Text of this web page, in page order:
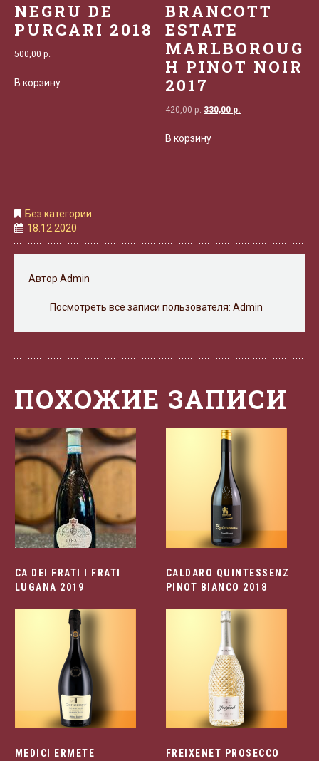
NEGRU DE
PURCARI 2018
500,00 р.
В корзину
BRANCOTT
ESTATE
MARLBOROUG
H PINOT NOIR
2017
420,00р. Первоначальная
составляла
330,00 р.
В корзину
Без категории.
18.12.2020
Автор Admin
Посмотреть все записи пользователя: Admin
ПОХОЖИЕ ЗАПИСИ
CA DEI FRATI I FRATI
LUGANA 2019
CALDARO QUINTESSENZ
PINOT BIANCO 2018
MEDICI ERMETE
FREIXENET PROSECCO